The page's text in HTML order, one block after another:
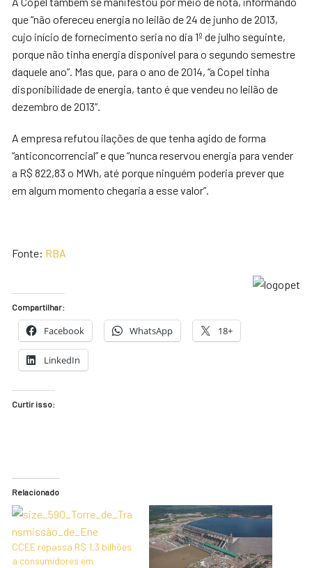
que “não ofereceu energia no leilão de 24 de junho de 2013,
cujo início de fornecimento seria no dia 1º de julho seguinte,
porque não tinha energia disponível para o segundo semestre
daquele ano”. Mas que, para o ano de 2014, “a Copel tinha
disponibilidade de energia, tanto é que vendeu no leilão de
dezembro de 2013”.
A empresa refutou ilações de que tenha agido de forma
“anticoncorrencial” e que “nunca reservou energia para vender
a R$ 822,83 o MWh, até porque ninguém poderia prever que
em algum momento chegaria a esse valor”.
Fonte: RBA
Compartilhar:
Facebook WhatsApp 18+
LinkedIn
Curtir isso:
Relacionado
CCEE repassa R$ 1,3 bilhões
a consumidores em